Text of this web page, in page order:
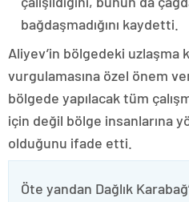
bağdaşmadığını kaydetti.
Aliyev’in bölgedeki uzlaşma
vurgulamasına özel önem
bölgede yapılacak tüm
için değil bölge insanlarına
olduğunu ifade etti.
Öte yandan Dağlık